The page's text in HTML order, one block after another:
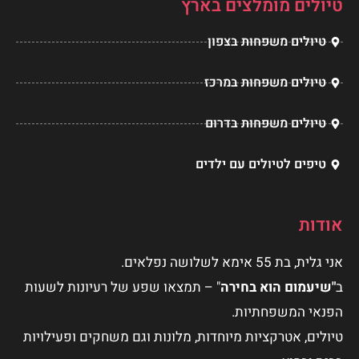
טיולים מומלצים בארץ
טיולים משפחות בצפון
טיולים משפחות במרכז
טיולים משפחות בדרום
טיפים לטיולים עם ילדים
אודות
אני גלית, בת 55 אימא לשלושה נפלאים.
ב"שיעמום הוא בחירה" – תמצאו שפע של רעיונות לשעות
הפנאי המשפחתיות.
טיולים, אטרקציות מיוחדות, מלונות וגם משחקים ופעילויות